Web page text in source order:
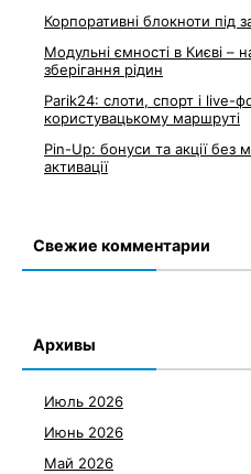
Корпоративні блокноти під
Модульні ємності в Києві –
зберігання рідин
Parik24: слоти, спорт і live-
користувацькому маршруті
Pin-Up: бонуси та акції без
активації
Свежие комментарии
Архивы
Июль 2026
Июнь 2026
Май 2026